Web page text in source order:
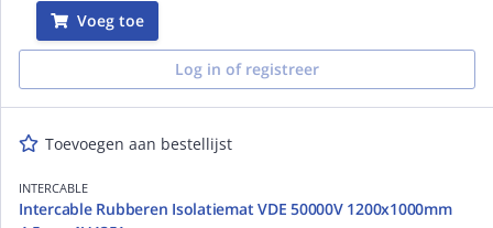
Voeg toe
Log in of registreer
Toevoegen aan bestellijst
INTERCABLE
Intercable Rubberen Isolatiemat VDE 50000V 1200x1000mm